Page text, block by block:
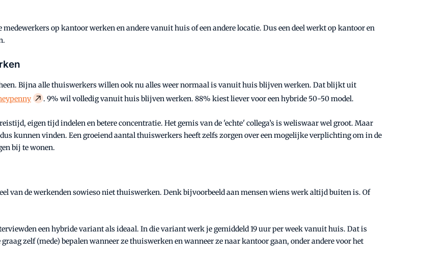
op kantoor werken en andere vanuit huis of een andere locatie. Dus een deel werkt op kantoor en
Bijna alle thuiswerkers willen ook nu alles weer normaal is vanuit huis blijven werken. Dat blijkt uit
. 9% wil volledig vanuit huis blijven werken. 88% kiest liever voor een hybride 50-50 model.
eigen tijd indelen en betere concentratie. Het gemis van de 'echte' collega’s is weliswaar wel groot. Maar
kunnen vinden. Een groeiend aantal thuiswerkers heeft zelfs zorgen over een mogelijke verplichting om in de
bij te wonen.
van de werkendensowieso niet thuiswerken. Denk bijvoorbeeld aan mensen wiens werk altijd buiten is. Of
een hybride variant als ideaal. In die variant werk je gemiddeld 19 uur per week vanuit huis. Dat is
zelf (mede) bepalen wanneer ze thuiswerken en wanneer ze naar kantoor gaan, onder andere voor het